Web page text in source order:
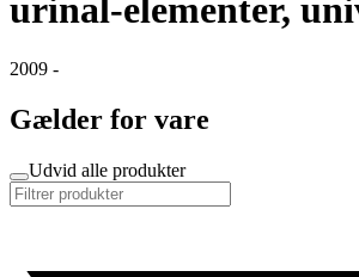
urinal-elementer,
2009 -
Gælder for vare
Udvid alle produkter